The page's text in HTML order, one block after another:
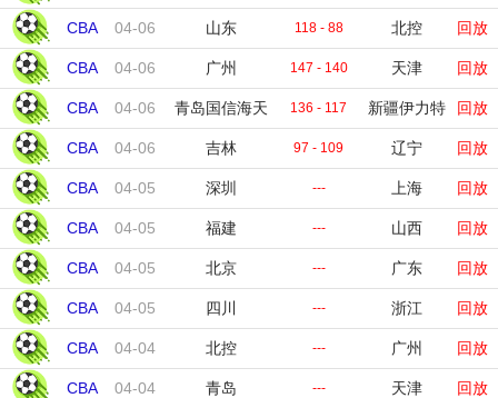
CBA 04-06 山东 118 - 88 北控 回放
CBA 04-06 广州 147 - 140 天津 回放
CBA 04-06 青岛国信海天 136 - 117 新疆伊力特 回放
CBA 04-06 吉林 97 - 109 辽宁 回放
CBA 04-05 深圳 --- 上海 回放
CBA 04-05 福建 --- 山西 回放
CBA 04-05 北京 --- 广东 回放
CBA 04-05 四川 --- 浙江 回放
CBA 04-04 北控 --- 广州 回放
CBA 04-04 青岛 --- 天津 回放